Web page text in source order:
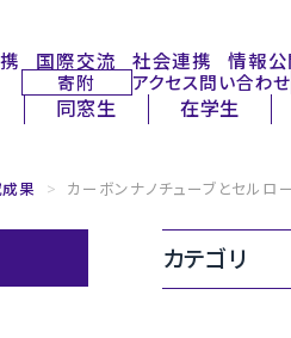
国際交流 社会連携 情報公
寄附 アクセス問い合わせ
同窓生 在学生
果 > カーボンナノチューブとセルロ
カテゴリ